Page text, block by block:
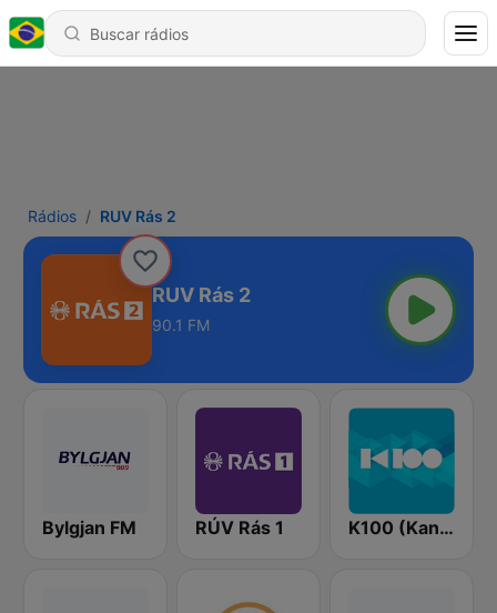
Rádios RUV Rás 2
RUV Rás 2
90.1 FM
Bylgjan FM RÚV Rás 1 K100 (Kaninn FM)